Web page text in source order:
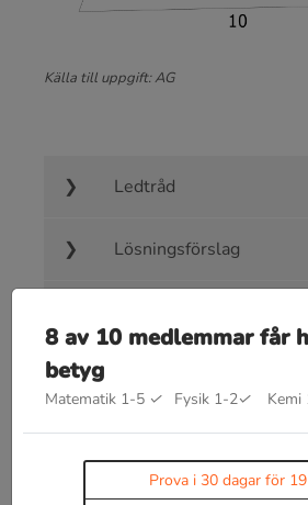
Källa till uppgift: AG
Ledtråd
Lösningsförslag
8 av 10 medlemmar får
betyg
Matematik 1-5 ✓ Fysik 1-2✓ Kemi
Prova i 30 dagar för